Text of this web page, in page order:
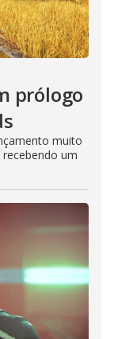
prólogo
muito
um